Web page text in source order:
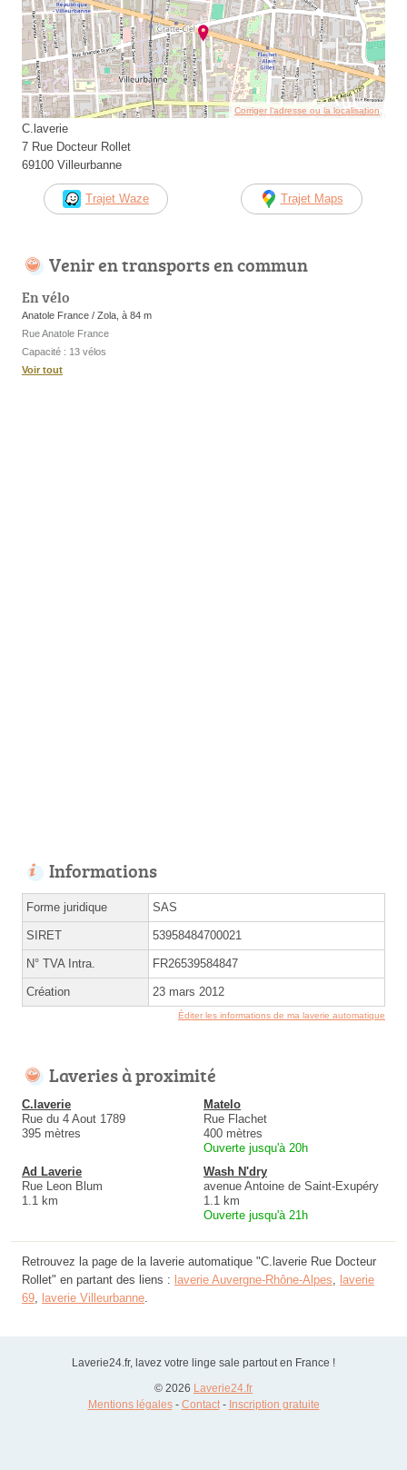
Corriger l’adresse ou la localisation
C.laverie
7 Rue Docteur Rollet
69100 Villeurbanne
Trajet Waze Trajet Maps
Venir en transports en commun
En vélo
Anatole France / Zola, à 84 m
Rue Anatole France
Capacité : 13 vélos
Voir tout
Informations
Forme juridique SAS
SIRET 53958484700021
N° TVA Intra. FR26539584847
Création 23 mars 2012
Éditer les informations de ma laverie automatique
Laveries à proximité
C.laverie
Rue du 4 Aout 1789
395 mètres
Matelo
Rue Flachet
400 mètres
Ouverte jusqu'à 20h
Ad Laverie
Rue Leon Blum
1.1 km
Wash N'dry
avenue Antoine de Saint-Exupéry
1.1 km
Ouverte jusqu'à 21h
Retrouvez la page de la laverie automatique "C.laverie Rue Docteur
Rollet" en partant des liens : laverie Auvergne-Rhône-Alpes, laverie
69, laverie Villeurbanne.
Laverie24.fr, lavez votre linge sale partout en France !
© 2026 Laverie24.fr
Mentions légales- Contact- Inscription gratuite